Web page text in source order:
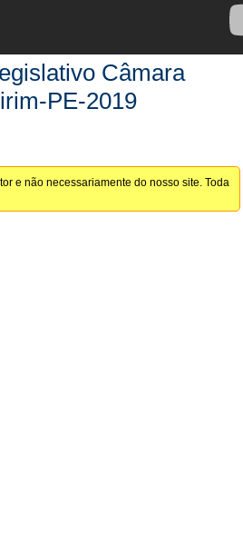
Câmara
PE-2019
e não necessariamente do nosso site. Toda